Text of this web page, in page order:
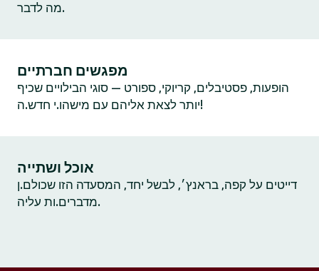
מה לדבר.
מפגשים חברתיים
הופעות, פסטיבלים, קריוקי, ספורט — סוגי הבילויים שכיף
יותר לצאת אליהם עם מישהו.י חדש.ה!
אוכל ושתייה
דייטים על קפה, בראנץ׳, לבשל יחד, המסעדה הזו שכולם.ן
מדברים.ות עליה.